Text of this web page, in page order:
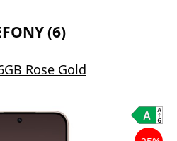
(6)
Rose Gold